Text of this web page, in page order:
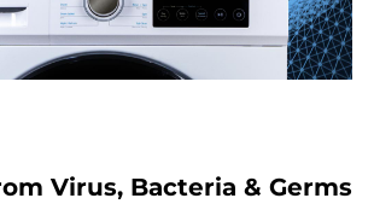
Virus, Bacteria & Germs